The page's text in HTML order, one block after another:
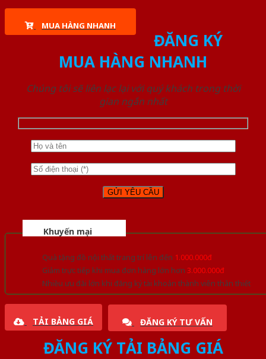
MUA HÀNG NHANH
ĐĂNG KÝ
MUA HÀNG NHANH
Chúng tôi sẽ liên lạc lại với quý khách trong thời
gian ngắn nhất
Khuyến mại
Quà tặng đồ nội thất trang trí lên đến 1.000.000đ
Giảm trực tiếp khi mua đơn hàng lớn hơn 3.000.000đ
Nhiều ưu đãi lớn khi đăng ký tài khoản thành viên thân thiết
TẢI BẢNG GIÁ ĐĂNG KÝ TƯ VẤN
ĐĂNG KÝ TẢI BẢNG GIÁ